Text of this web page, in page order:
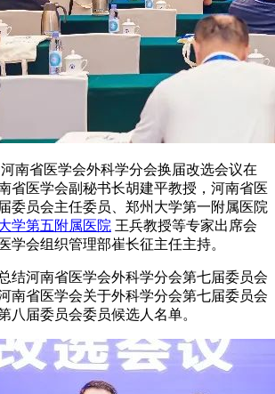
河南省医学会外科学分会换届改选会议在
省医学会副秘书长胡建平教授，河南省医
委员会主任委员、郑州大学第一附属医院
学第五附属医院 王兵教授等专家出席会
学会组织管理部崔长征主任主持。
结河南省医学会外科学分会第七届委员会
南省医学会关于外科学分会第七届委员会
八届委员会委员候选人名单。